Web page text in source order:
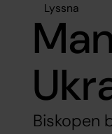
Lyssna
Biskopen